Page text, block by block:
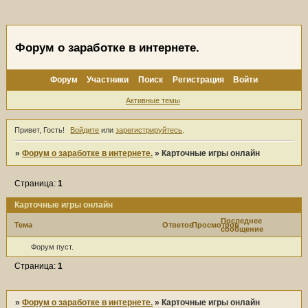
Форум о заработке в интернете.
Форум Участники Поиск Регистрация Войти
Активные темы
Привет, Гость! Войдите илизарегистрируйтесь
»Форум о заработке в интернете. » Карточные игры онлайн
Карточные игры онлайн
Страница:1
Тема ОтветовПросмотровПоследнее
сообщение
Форум пуст.
Страница:1
»Форум о заработке в интернете. » Карточные игры онлайн